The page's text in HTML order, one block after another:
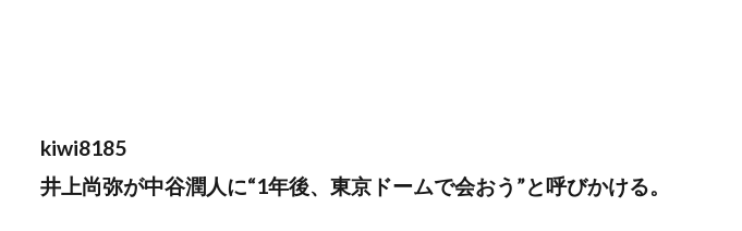
kiwi8185
井上尚弥が中谷潤人に“1年後、東京ドームで会おう”と呼びかける。